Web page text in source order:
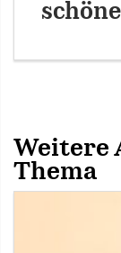
Weitere
Thema